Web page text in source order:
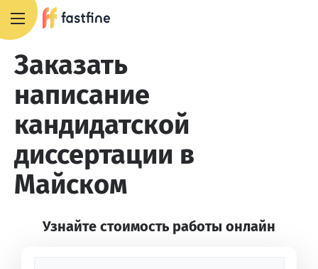
Заказать
написание
кандидатской
диссертации в
Майском
Узнайте стоимость работы онлайн